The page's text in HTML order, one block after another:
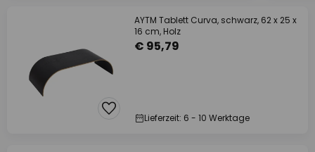
AYTM Tablett Curva, schwarz, 62 x 25 x
16 cm, Holz
€ 95,79
Lieferzeit: 6 - 10 Werktage